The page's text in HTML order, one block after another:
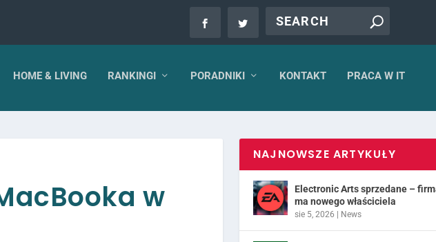
HOME & LIVING RANKINGI PORADNIKI KONTAKT PRACA W IT
w
NAJNOWSZE ARTYKUŁY
Electronic Arts sprzedane –
ma nowego właściciela
sie 5, 2026 | News